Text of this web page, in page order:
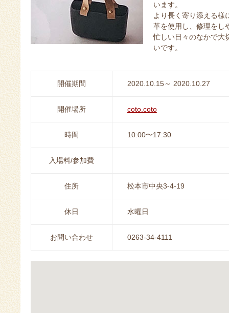
います。
より長く寄り添える様
革を使用し、修理をし
忙しい日々のなかで大
いです。
開催期間 2020.10.15～ 2020.10.27
開催場所 coto.coto
時間 10:00〜17:30
入場料/参加費
住所 松本市中央3-4-19
休日 水曜日
お問い合わせ 0263-34-4111